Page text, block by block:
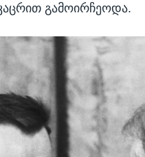
გამოირჩეოდა.